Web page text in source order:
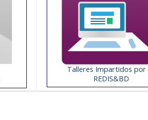
Talleres Impartidos por
REDIS&BD